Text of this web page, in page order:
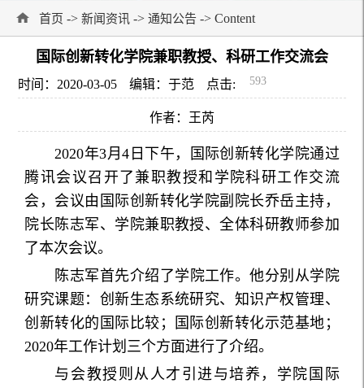
首页 -> 新闻资讯 -> 通知公告 -> Content
国际创新转化学院兼职教授、科研工作交流会
时间：2020-03-05 编辑：于范 点击: 593
作者：王芮
2020年3月4日下午，国际创新转化学院通过
腾讯会议召开了兼职教授和学院科研工作交流
会，会议由国际创新转化学院副院长乔岳主持，
院长陈志军、学院兼职教授、全体科研教师参加
了本次会议。
陈志军首先介绍了学院工作。他分别从学院
研究课题：创新生态系统研究、知识产权管理、
创新转化的国际比较；国际创新转化示范基地；
2020年工作计划三个方面进行了介绍。
与会教授则从人才引进与培养，学院国际